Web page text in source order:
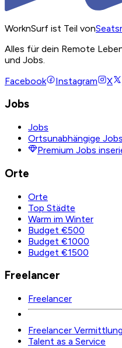
WorknSurf ist Teil von
Alles für dein Remote
und Jobs.
Facebook
Instagram X
Jobs
Jobs
Ortsunabhängige Jobs
Premium Jobs
Orte
Orte
Top Städte
Warm im Winter
Budget €500
Budget €1000
Budget €1500
Freelancer
Freelancer
Freelancer Vermittlung
Talent as a Service